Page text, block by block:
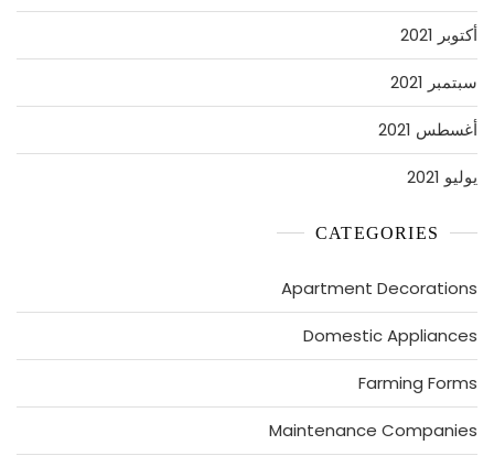
أكتوبر 2021
سبتمبر 2021
أغسطس 2021
يوليو 2021
CATEGORIES
Apartment Decorations
Domestic Appliances
Farming Forms
Maintenance Companies